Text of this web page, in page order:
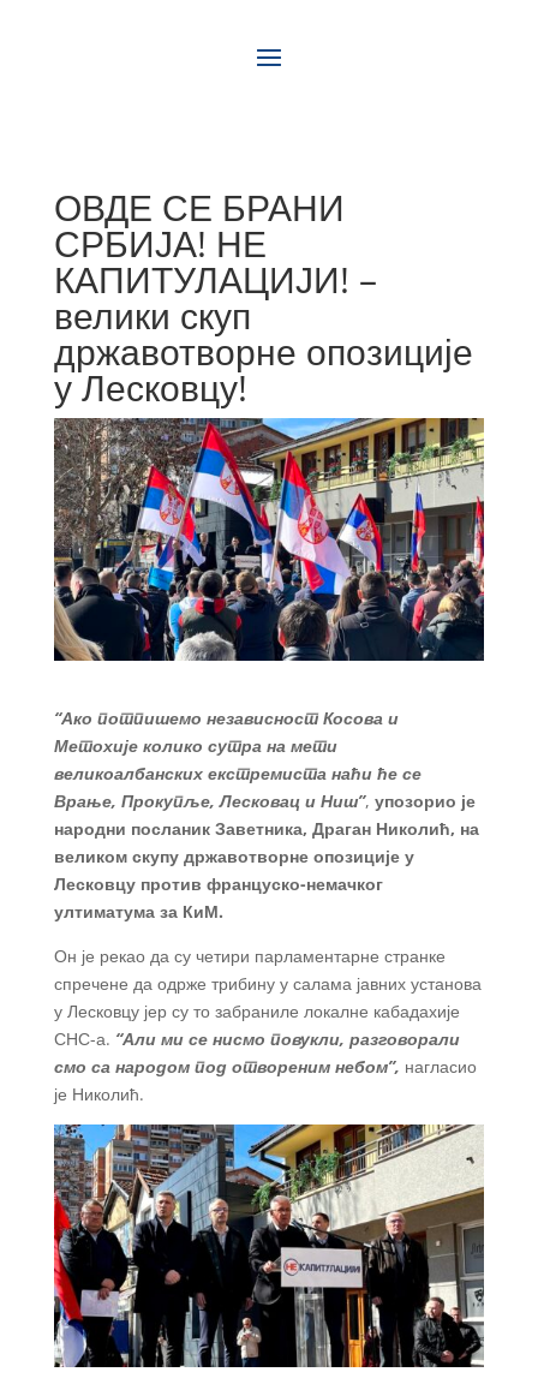
ОВДЕ СЕ БРАНИ
СРБИЈА! НЕ
КАПИТУЛАЦИЈИ! –
велики скуп
државотворне опозиције
у Лесковцу!
“Ако потпишемо независност Косова и
Метохије колико сутра на мети
великоалбанских екстремиста наћи ће се
Врање, Прокупље, Лесковац и Ниш”, упозорио је
народни посланик Заветника, Драган Николић, на
великом скупу државотворне опозиције у
Лесковцу против француско-немачког
ултиматума за КиМ.
Он је рекао да су четири парламентарне странке
спречене да одрже трибину у салама јавних установа
у Лесковцу јер су то забраниле локалне кабадахије
СНС-а. “Али ми се нисмо повукли, разговорали
смо са народом под отвореним небом”, нагласио
је Николић.